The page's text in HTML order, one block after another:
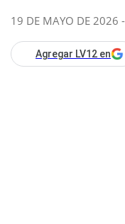
19 DE MAYO DE 2026
Agregar LV12 en